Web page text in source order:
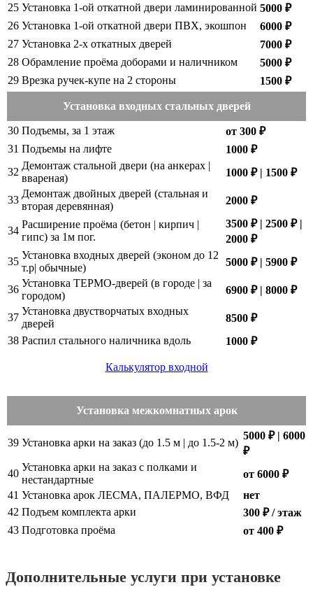
25 Установка 1-ой откатной двери ламинированной 5000 ₽
26 Установка 1-ой откатной двери ПВХ, экошпон
6000 ₽
27 Установка 2-х откатных дверей
7000 ₽
28 Обрамление проёма доборами и наличником
5000 ₽
29 Врезка ручек-купе на 2 стороны 1500 ₽
Установка входных стальных дверей
30 Подъемы, за 1 этаж
от 300 ₽
31 Подъемы на лифте
1000 ₽
32
Демонтаж стальной двери (на анкерах |
ввареная)
1000 ₽ | 1500 ₽
33
Демонтаж двойных дверей (стальная и
вторая деревянная)
2000 ₽
34
Расширение проёма (бетон | кирпич |
гипс) за 1м пог.
3500 ₽ | 2500 ₽ |
2000 ₽
35
Установка входных дверей (эконом до 12
т.р| обычные)
5000 ₽ | 5900 ₽
36
Установка ТЕРМО-дверей (в городе | за
городом)
6900 ₽ | 8000 ₽
37
Установка двустворчатых входных
дверей
8500 ₽
38 Распил стального наличника вдоль 1000 ₽
Калькулятор входной
Установка межкомнатных арок
39 Установка арки на заказ (до 1.5 м | до 1.5-2 м)
5000 ₽ | 6000
₽
40
Установка арки на заказ с полками и
нестандартные
от 6000 ₽
41 Установка арок ЛЕСМА, ПАЛЕРМО, ВФД
нет
42 Подъем комплекта арки
300 ₽ / этаж
43 Подготовка проёма от 400 ₽
Дополнительные услуги при установке